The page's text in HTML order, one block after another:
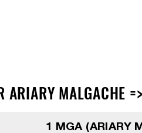
ARIARY MALGACHE
1 MGA (ARIARY